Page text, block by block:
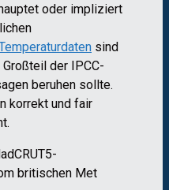
oder impliziert
sind
der IPCC-
beruhen sollte.
korrekt und fair
britischen Met